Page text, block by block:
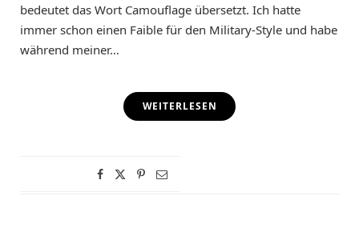
bedeutet das Wort Camouflage übersetzt. Ich hatte
immer schon einen Faible für den Military-Style und habe
während meiner…
WEITERLESEN